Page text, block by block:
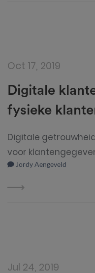
Oct 17, 2019
Digitale
fysieke
Digitale
voor
Jordy Aengeveld
Jul 24, 2019